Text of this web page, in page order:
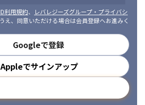
利用規約、
レバレジーズグループ・プライバシ
え、同意いただける場合は会員登録へお進みく
Googleで登録
Appleでサインアップ